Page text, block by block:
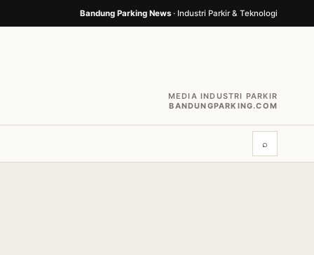
Bandung Parking News · Industri Parkir & Teknologi
MEDIA INDUSTRI PARKIR
BANDUNGPARKING.COM
⌕